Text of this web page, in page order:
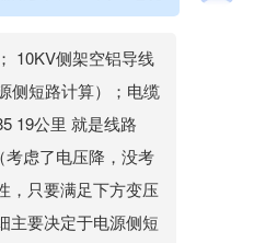
10KV侧架空铝导线
侧短路计算）；电缆
19公里 就是线路
考虑了电压降，没考
，只要满足下方变压
主要决定于电源侧短